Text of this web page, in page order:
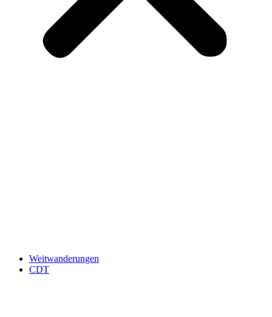
Weitwanderungen
CDT